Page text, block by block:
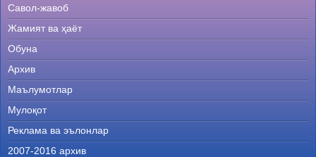
Савол-жавоб
Жамият ва ҳаёт
Обуна
Архив
Маълумотлар
Мулоқот
Реклама ва эълонлар
2007-2016 архив